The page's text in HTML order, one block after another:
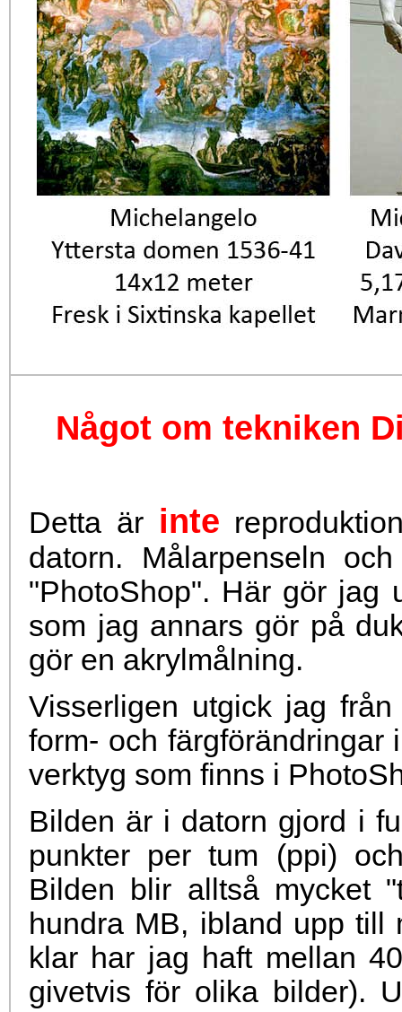
Något om tekniken
Detta är inte
datorn. Målarpenseln
"PhotoShop". Här gör jag
som jag annars gör på
gör en akrylmålning.
Visserligen utgick jag
form- och
verktyg som finns i
Bilden är i datorn gjord i
punkter per tum (ppi)
Bilden blir alltså mycket
hundra MB, ibland upp
klar har jag haft mellan
givetvis för olika bilder).